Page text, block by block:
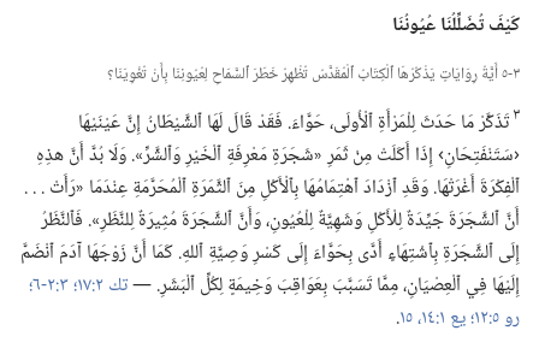
كَيْفَ تُضَلِّلُنَا عُيُونُنَا
٣-‏٥ أَيَّةُ رِوَايَاتٍ يَذْكُرُهَا ٱلْكِتَابُ ٱلْمُقَدَّسُ تُظْهِرُ خَطَرَ ٱلسَّمَاحِ لِعُيُونِنَا بِأَنْ تُغْوِيَنَا؟‏
٣تَذَكَّرْ مَا حَدَثَ لِلْمَرْأَةِ ٱلْأُولَى،‏ حَوَّاءَ.‏ فَقَدْ قَالَ لَهَا ٱلشَّيْطَانُ إِنَّ عَيْنَيْهَا
‹سَتَنْفَتِحَانِ› إِذَا أَكَلَتْ مِنْ ثَمَرِ «شَجَرَةِ مَعْرِفَةِ ٱلْخَيْرِ وَٱلشَّرِّ».‏ وَلَا بُدَّ أَنَّ هذِهِ
ٱلْفِكْرَةَ أَغْرَتْهَا.‏ وَقَدِ ٱزْدَادَ ٱهْتِمَامُهَا بِٱلْأَكْلِ مِنَ ٱلثَّمَرَةِ ٱلْمُحَرَّمَةِ عِنْدَمَا «رَأَتْ .‏ .‏ .‏
أَنَّ ٱلشَّجَرَةَ جَيِّدَةٌ لِلْأَكْلِ وَشَهِيَّةٌ لِلْعُيُونِ،‏ وَأَنَّ ٱلشَّجَرَةَ مُثِيرَةٌ لِلنَّظَرِ».‏ فَٱلنَّظَرُ
إِلَى ٱلشَّجَرَةِ بِٱشْتِهَاءٍ أَدَّى بِحَوَّاءَ إِلَى كَسْرِ وَصِيَّةِ ٱللهِ.‏ كَمَا أَنَّ زَوْجَهَا آدَمَ ٱنْضَمَّ
إِلَيْهَا فِي ٱلْعِصْيَانِ،‏ مِمَّا تَسَبَّبَ بِعَوَاقِبَ وَخِيمَةٍ لِكُلِّ ٱلْبَشَرِ.‏ —‏تك ٢:‏١٧؛‏
رو ٥:‏١٢؛‏
يع ١:‏١٤،‏ ١٥ ‏.‏